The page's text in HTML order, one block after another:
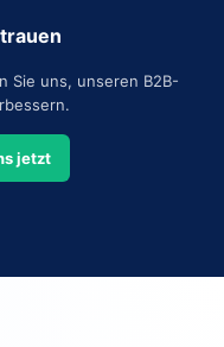
Sie uns, unseren B2B-
jetzt